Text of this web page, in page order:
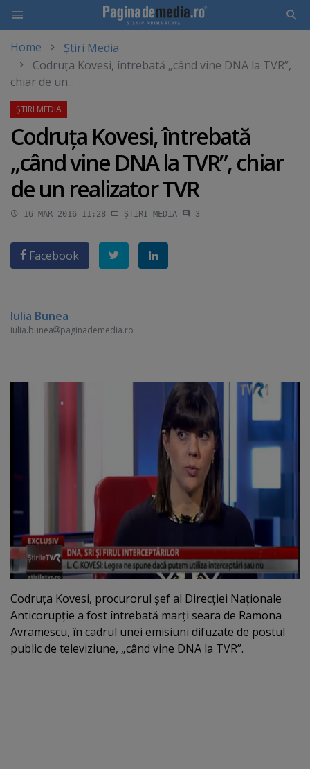
main
content
Home
Știri Media
Codruţa Kovesi, întrebată „când vine DNA la TVR”,
chiar de un...
Codruţa Kovesi, întrebată
„când vine DNA la TVR”, chiar
de un realizator TVR
16 MAR 2016 11:28 ȘTIRI MEDIA 3
Facebook
Iulia Bunea
iulia.bunea paginademedia.ro
Codruţa Kovesi, procurorul şef al Direcţiei Naţionale
Anticorupţie a fost întrebată marţi seara de Ramona
Avramescu, în cadrul unei emisiuni difuzate de postul
public de televiziune, „când vine DNA la TVR”.